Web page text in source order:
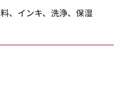
、インキ、洗浄、保湿